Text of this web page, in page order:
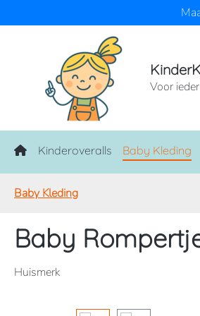
Voor
Home
Kinderoveralls Baby Kleding
Baby Kleding
Baby
Huismerk